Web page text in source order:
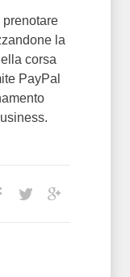
prenotare
la
corsa
PayPal